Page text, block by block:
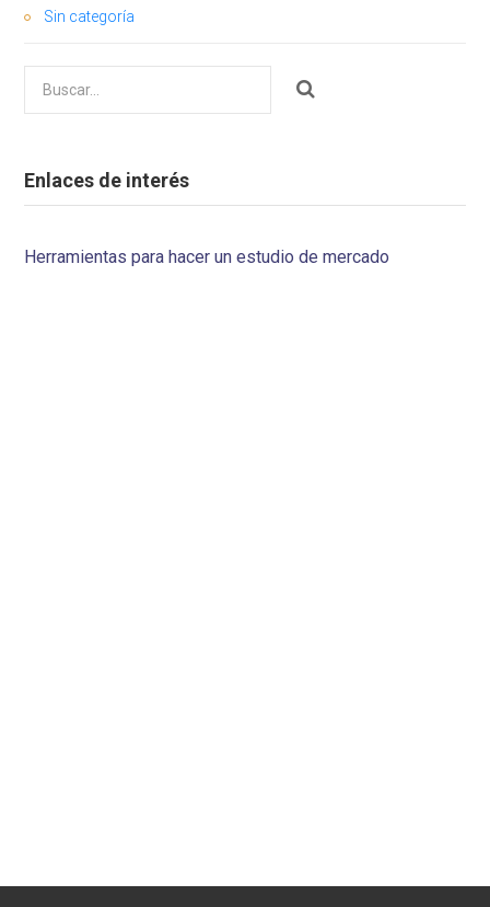
Sin categoría
por:
Enlaces de interés
Herramientas para hacer un estudio de mercado